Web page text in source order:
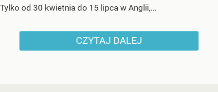
Tylko od 30 kwietnia do 15 lipca w Anglii,...
CZYTAJ DALEJ